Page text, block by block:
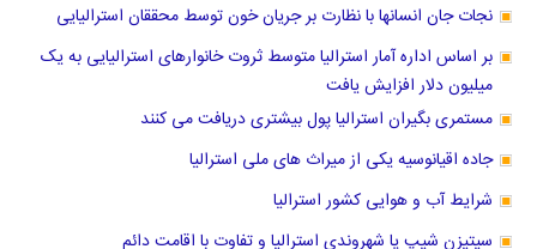
نجات جان انسانها با نظارت بر جریان خون توسط محققان استرالیایی
بر اساس اداره آمار استرالیا متوسط ثروت خانوارهای استرالیایی به یک
میلیون دلار افزایش یافت
مستمری بگیران استرالیا پول بیشتری دریافت می کنند
جاده اقیانوسیه یکی از میراث های ملی استرالیا
شرایط آب و هوایی کشور استرالیا
سیتیزن شیپ یا شهروندی استرالیا و تفاوت با اقامت دائم